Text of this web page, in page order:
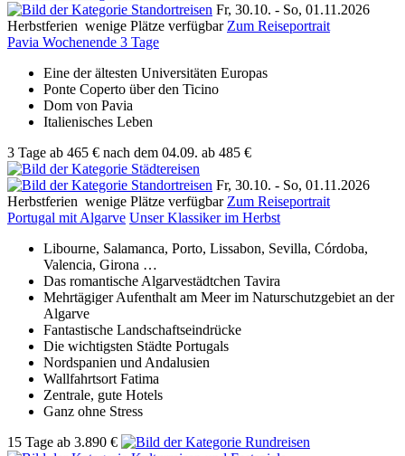
Fr, 30.10. - So, 01.11.2026
Herbstferien wenige Plätze verfügbar Zum Reiseportrait
Pavia Wochenende 3 Tage
Eine der ältesten Universitäten Europas
Ponte Coperto über den Ticino
Dom von Pavia
Italienisches Leben
3 Tage ab 465 € nach dem 04.09. ab 485 €
Fr, 30.10. - So, 01.11.2026
Herbstferien wenige Plätze verfügbar Zum Reiseportrait
Portugal mit Algarve Unser Klassiker im Herbst
Libourne, Salamanca, Porto, Lissabon, Sevilla, Córdoba,
Valencia, Girona …
Das romantische Algarvestädtchen Tavira
Mehrtägiger Aufenthalt am Meer im Naturschutzgebiet an der
Algarve
Fantastische Landschafts­eindrücke
Die wichtigsten Städte Portugals
Nordspanien und Andalusien
Wallfahrtsort Fatima
Zentrale, gute Hotels
Ganz ohne Stress
15 Tage ab 3.890 €